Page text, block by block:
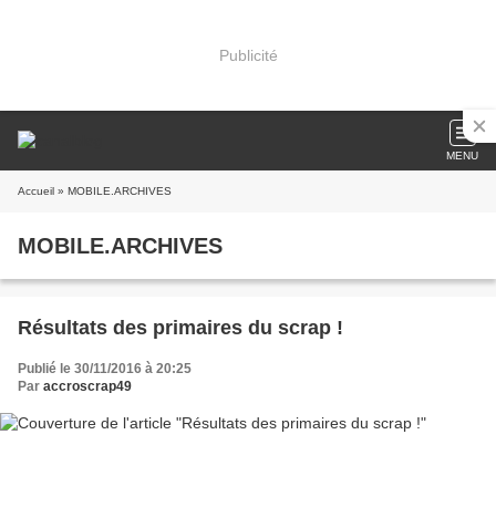
Publicité
MENU
Accueil » MOBILE.ARCHIVES
MOBILE.ARCHIVES
Résultats des primaires du scrap !
Publié le 30/11/2016 à 20:25
Par accroscrap49